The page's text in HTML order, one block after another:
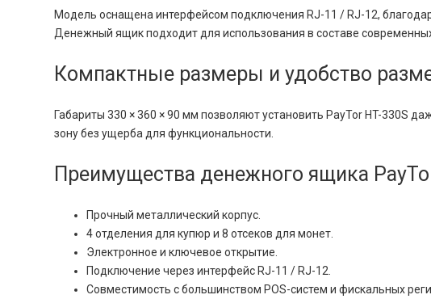
Модель оснащена интерфейсом подключения RJ-11 / RJ-12,
Денежный ящик подходит для использования в составе
Компактные размеры и удобство
Габариты 330 × 360 × 90 мм позволяют установить PayTor HT-330S
зону без ущерба для функциональности.
Преимущества денежного ящика
Прочный металлический корпус.
4 отделения для купюр и 8 отсеков для монет.
Электронное и ключевое открытие.
Подключение через интерфейс RJ-11 / RJ-12.
Совместимость с большинством POS-систем и фискальных